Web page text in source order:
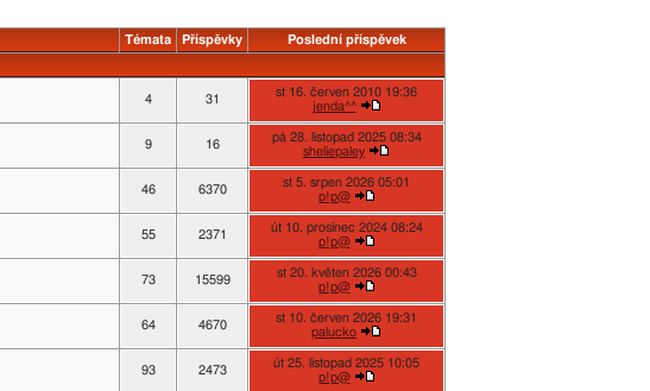
Témata Příspěvky
Poslední příspěvek
4 31
st 16. červen 2010 19:36
jenda^^
9 16
pá 28. listopad 2025 08:34
sheliepaley
46 6370
st 5. srpen 2026 05:01
p!p@
55 2371
út 10. prosinec 2024 08:24
p!p@
73 15599
st 20. květen 2026 00:43
p!p@
64 4670
st 10. červen 2026 19:31
palucko
93 2473
út 25. listopad 2025 10:05
p!p@